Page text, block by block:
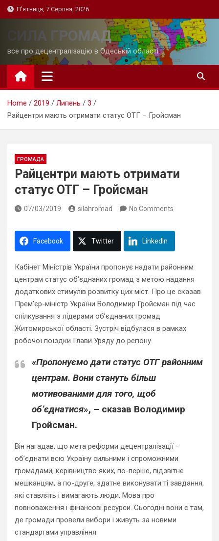
Skip
to
П’ятниця, 7 Серпня, 2026
СИЛА ГРОМАД
все про децентралізацію в Одеській області
Home 2019 Липень
3
Райцентри мають отримати статус ОТГ – Гройсман
ГРОМАДА
Райцентри мають отримати
статус ОТГ – Гройсман
07/03/2019 silahromad No Comments
Facebook Twitter LinkedIn
Кабінет Міністрів України пропонує надати районним
центрам статус об’єднаних громад з метою надання
додаткових стимулів розвитку цих міст. Про це сказав
Прем’єр-міністр України Володимир Гройсман під час
спілкування з лідерами об’єднаних громад
Житомирської області. Зустріч відбулася в рамках
робочої поїздки Глави Уряду до регіону.
«Пропонуємо дати статус ОТГ районним
центрам. Вони стануть більш
мотивованими для того, щоб
об’єднатися», – сказав Володимир
Гройсман.
Він нагадав, що мета реформи децентралізації –
об’єднати всю Україну сильними і спроможними
громадами, керівництво яких, по-перше, підзвітне
мешканцям, а по-друге, здатне виконувати ті завдання,
які ставлять і вимагають люди. Мова про
повноваження і фінансові ресурси. Сьогодні вони є там,
де громади провели вибори і живуть за новими
стандартами управління.